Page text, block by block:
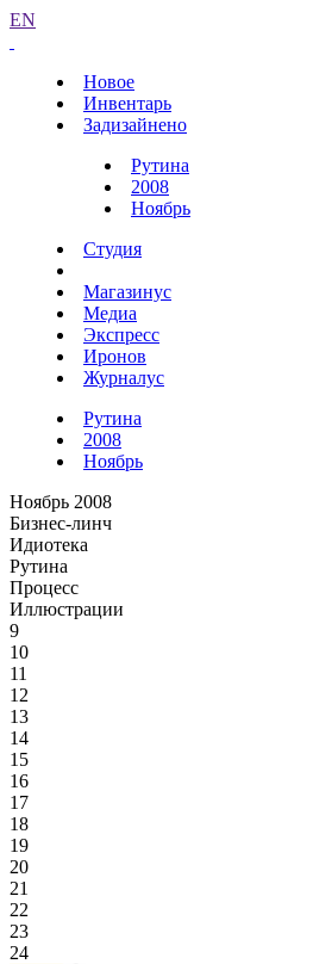
EN
Новое
Инвентарь
Задизайнено
Рутина
2008
Ноябрь
Студия
Магазинус
Медиа
Экспресс
Иронов
Журналус
Рутина
2008
Ноябрь
Ноябрь 2008
Бизнес-линч
Идиотека
Рутина
Процесс
Иллюстрации
9
10
11
12
13
14
15
16
17
18
19
20
21
22
23
24